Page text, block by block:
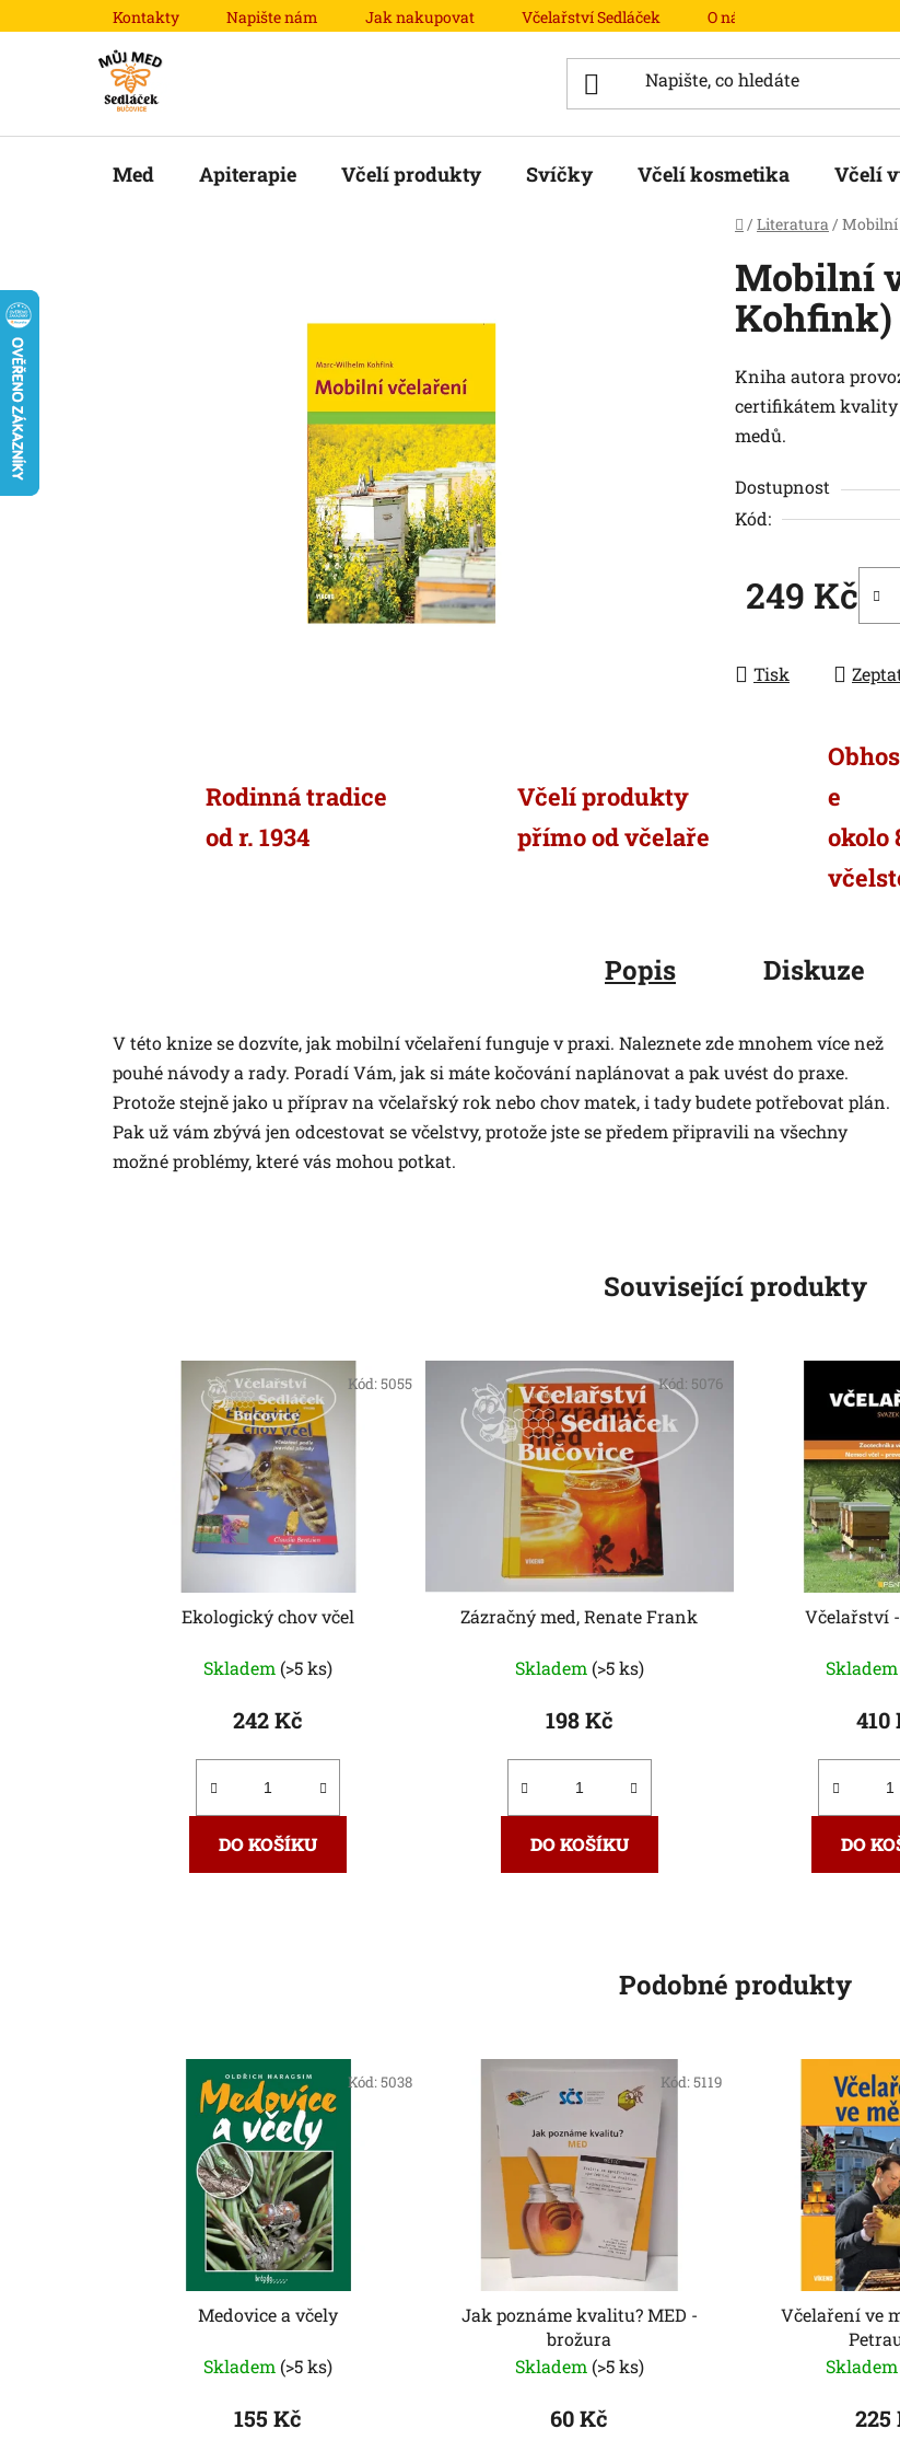
na
Kontakty Napište nám Jak nakupovat Včelařství Sedláček O nás
Med Apiterapie Včelí produkty Svíčky Včelí kosmetika Včelí
Domů
/ Literatura / Mobilní
Mobilní
Kohfink)
Kniha autora
certifikátem kvality
medů.
Dostupnost
Kód:
249 Kč
Tisk
Rodinná tradice
od r. 1934
Včelí produkty
přímo od včelaře
e
okolo
Popis Diskuze
V této knize se dozvíte, jak mobilní včelaření funguje v praxi. Naleznete zde mnohem více než
pouhé návody a rady. Poradí Vám, jak si máte kočování naplánovat a pak uvést do praxe.
Protože stejně jako u příprav na včelařský rok nebo chov matek, i tady budete potřebovat plán.
Pak už vám zbývá jen odcestovat se včelstvy, protože jste se předem připravili na všechny
možné problémy, které vás mohou potkat.
Související produkty
Ekologický chov včel
Skladem (>5 ks)
242 Kč
DO KOŠÍKU
Kód:5055
Zázračný med, Renate Frank
Skladem (>5 ks)
198 Kč
DO KOŠÍKU
Kód: 5076
Včelařství
Skladem
410
DO
Podobné produkty
Medovice a včely
Skladem (>5 ks)
155 Kč
Kód:5038
Jak poznáme kvalitu? MED -
brožura
Skladem (>5 ks)
60 Kč
Kód:5119
Včelaření ve
Skladem
225